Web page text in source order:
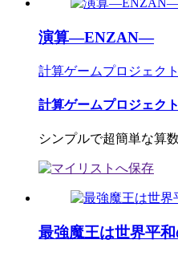
演算―ENZAN―
計算ゲームプロジェクト
計算ゲームプロジェクト
シンプルで超簡単な算
最強魔王は世界平